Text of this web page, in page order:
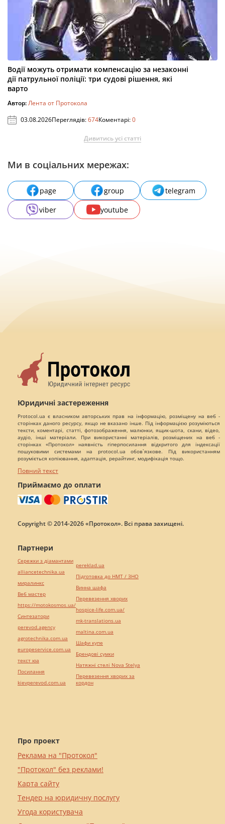
Водії можуть отримати компенсацію за незаконні
дії патрульної поліції: три судові рішення, які
варто
Автор:Лента от Протокола
03.08.2026Переглядів:674Коментарі:0
Дивитись усі статті
Ми в соціальних мережах:
page group
telegram
viber
youtube
Юридичні застереження
Protocol.ua є власником авторських прав на інформацію, розміщену на веб -
сторінках даного ресурсу, якщо не вказано інше. Під інформацією розуміються
тексти, коментарі, статті, фотозображення, малюнки, ящик-шота, скани, відео,
аудіо, інші матеріали. При використанні матеріалів, розміщених на веб -
сторінках «Протокол» наявність гіперпосилання відкритого для індексації
пошуковими системами на protocol.ua обов`язкове. Під використанням
розуміється копіювання, адаптація, рерайтинг, модифікація тощо.
Повний текст
Приймаємо до оплати
Copyright © 2014-2026 «Протокол». Всі права захищені.
Про проект
Реклама на "Протокол"
"Протокол" без реклами!
Карта сайту
Тендер на юридичну послугу
Угода користувача
Партнери
Сережки з діамантами
alliancetechnika.ua
миралинкс
Веб мастер
https://motokosmos.ua/
Синтезатори
perevod.agency
agrotechnika.com.ua
europeservice.com.ua
текст юа
Посилання
kievperevod.com.ua
pereklad.ua
Підготовка до НМТ / ЗНО
Винна шафа
Перевезення хворих
hospice-life.com.ua/
mk-translations.ua
maltina.com.ua
Шафи купе
Брендові сумки
Натяжні стелі Nova Stelya
Перевезення хворих за
кордон